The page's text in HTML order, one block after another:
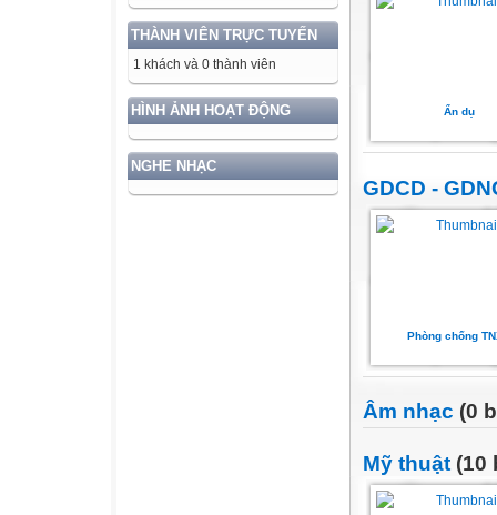
THÀNH VIÊN TRỰC TUYẾN
1 khách và 0 thành viên
HÌNH ẢNH HOẠT ĐỘNG
NGHE NHẠC
Ẩn dụ
GDCD -
Phòng chống
Âm nhạc (0
Mỹ thuật (10